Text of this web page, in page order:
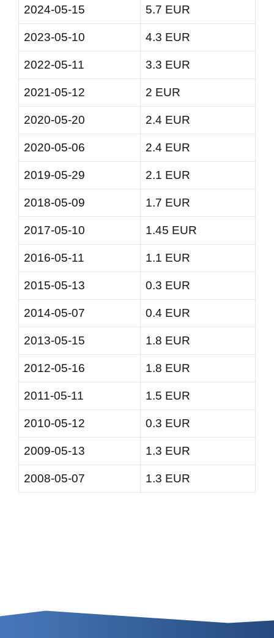
2024-05-15 5.7 EUR
2023-05-10 4.3 EUR
2022-05-11 3.3 EUR
2021-05-12 2 EUR
2020-05-20 2.4 EUR
2020-05-06 2.4 EUR
2019-05-29 2.1 EUR
2018-05-09 1.7 EUR
2017-05-10 1.45 EUR
2016-05-11 1.1 EUR
2015-05-13 0.3 EUR
2014-05-07 0.4 EUR
2013-05-15 1.8 EUR
2012-05-16 1.8 EUR
2011-05-11 1.5 EUR
2010-05-12 0.3 EUR
2009-05-13 1.3 EUR
2008-05-07 1.3 EUR